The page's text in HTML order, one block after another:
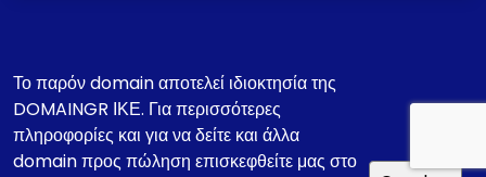
Το παρόν domain αποτελεί ιδιοκτησία της
DOMAINGR ΙΚΕ. Για περισσότερες
πληροφορίες και για να δείτε και άλλα
domain προς πώληση επισκεφθείτε μας στο